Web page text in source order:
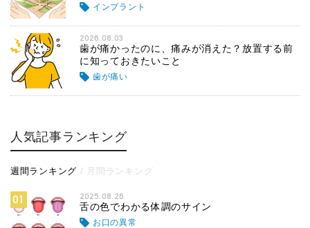
インプラント
2026.08.03
歯が痛かったのに、痛みが消えた？放置する前
に知っておきたいこと
歯が痛い
人気記事ランキング
週間ランキング 月間ランキング
01 2025.08.26
舌の色でわかる体調のサイン
お口の異常